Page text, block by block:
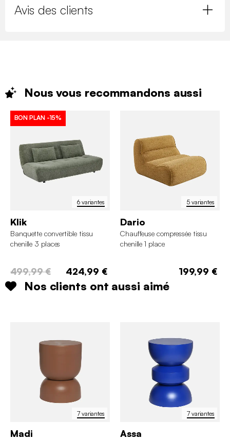
Avis des clients
Nous vous recommandons aussi
6 variantes
BON PLAN -15%
Klik
Banquette convertible tissu
chenille 3 places
499,99 € 424,99 €
5 variantes
Dario
Chauffeuse compressée tissu
chenille 1 place
199,99 €
Nos clients ont aussi aimé
7 variantes
Madi
7 variantes
Assa